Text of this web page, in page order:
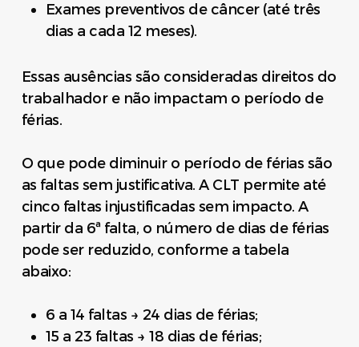
Exames preventivos de câncer (até três
dias a cada 12 meses).
Essas ausências são consideradas direitos do
trabalhador e não impactam o período de
férias.
O que pode diminuir o período de férias são
as faltas sem justificativa. A CLT permite até
cinco faltas injustificadas sem impacto. A
partir da 6ª falta, o número de dias de férias
pode ser reduzido, conforme a tabela
abaixo:
6 a 14 faltas → 24 dias de férias;
15 a 23 faltas → 18 dias de férias;